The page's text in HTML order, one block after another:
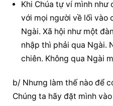
Khi Chúa tự ví mình như
với mọi người về lối vào
Ngài. Xã hội như một
nhập thì phải qua Ngài.
chiên. Không qua Ngài
b/ Nhưng làm thế nào để
Chúng ta hãy đặt mình